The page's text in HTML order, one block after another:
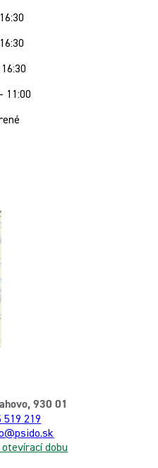
11:00
930 01
519 219
dobu